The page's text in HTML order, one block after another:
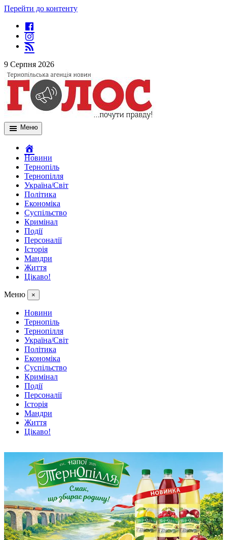
Перейти до контенту
9 Серпня 2026
Меню
Новини
Тернопіль
Тернопілля
Україна/Світ
Політика
Економіка
Суспільство
Кримінал
Події
Персоналії
Історія
Мандри
Життя
Цікаво!
Меню ×
Новини
Тернопіль
Тернопілля
Україна/Світ
Політика
Економіка
Суспільство
Кримінал
Події
Персоналії
Історія
Мандри
Життя
Цікаво!